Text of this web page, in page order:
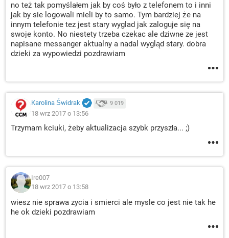
no też tak pomyślałem jak by coś było z telefonem to i inni
jak by sie logowali mieli by to samo. Tym bardziej że na
innym telefonie tez jest stary wyglad jak zaloguje się na
swoje konto. No niestety trzeba czekac ale dziwne ze jest
napisane messanger aktualny a nadal wygląd stary. dobra
dzieki za wypowiedzi pozdrawiam
Karolina Świdrak 9 019
18 wrz 2017 o 13:56
Trzymam kciuki, żeby aktualizacja szybk przyszła... ;)
Ire007
18 wrz 2017 o 13:58
wiesz nie sprawa zycia i smierci ale mysle co jest nie tak he
he ok dzieki pozdrawiam